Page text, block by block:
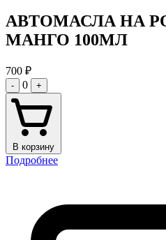
АВТОМАСЛА НА
МАНГО 100МЛ
700 ₽
- 0 +
В корзину
Подробнее